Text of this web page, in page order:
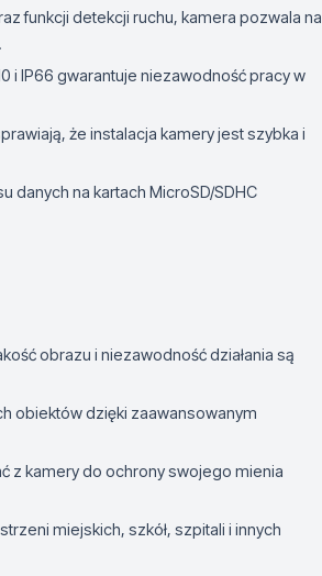
funkcji detekcji ruchu, kamera pozwala na
i IP66 gwarantuje niezawodność pracy w
że instalacja kamery jest szybka i
danych na kartach MicroSD/SDHC
obrazu i niezawodność działania są
obiektów dzięki zaawansowanym
z kamery do ochrony swojego mienia
miejskich, szkół, szpitali i innych